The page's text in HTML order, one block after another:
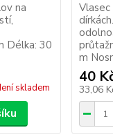
na
Délka: 30
skladem
m
40
33,06